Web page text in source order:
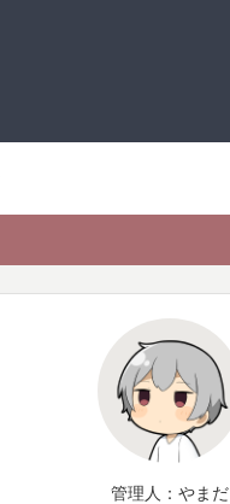
管理人：やまだ